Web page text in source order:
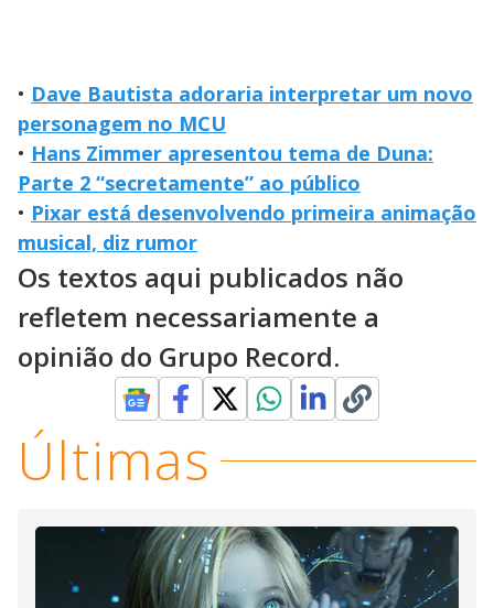
• Dave Bautista adoraria interpretar um novo
personagem no MCU
• Hans Zimmer apresentou tema de Duna:
Parte 2 “secretamente” ao público
• Pixar está desenvolvendo primeira animação
musical, diz rumor
Os textos aqui publicados não
refletem necessariamente a
opinião do Grupo Record.
Últimas